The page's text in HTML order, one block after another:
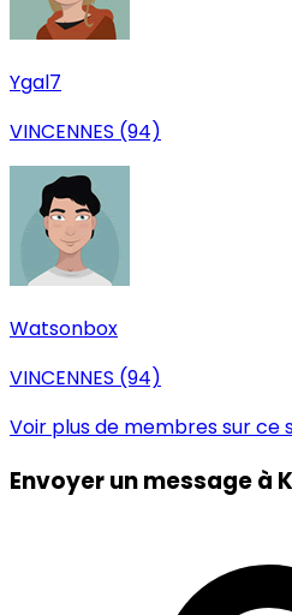
Ygal7
VINCENNES (94)
Watsonbox
VINCENNES (94)
Voir plus de membres sur ce
Envoyer un message à